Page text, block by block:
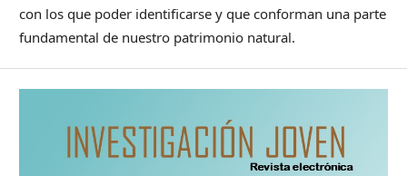
con los que poder identificarse y que conforman una parte
fundamental de nuestro patrimonio natural.